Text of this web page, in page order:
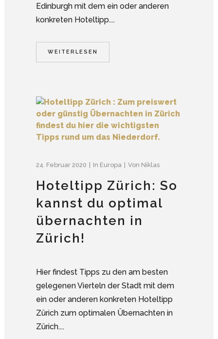
Edinburgh mit dem ein oder anderen
konkreten Hoteltipp....
WEITERLESEN
24. Februar 2020 In Europa Von Niklas
Hoteltipp Zürich: So
kannst du optimal
übernachten in
Zürich!
Hier findest Tipps zu den am besten
gelegenen Vierteln der Stadt mit dem
ein oder anderen konkreten Hoteltipp
Zürich zum optimalen Übernachten in
Zürich....